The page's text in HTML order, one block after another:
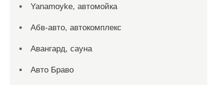
Yanamoyke, автомойка
Абв-авто, автокомплекс
Авангард, сауна
Авто Браво